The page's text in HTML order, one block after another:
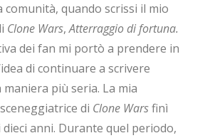
comunità, quando scrissi il mio
Clone Wars,Atterraggio di fortuna.
dei fan mi portò a prendere in
di continuare a scrivere
più seria. La mia
di Clone Warsfinì
anni. Durante quel periodo,